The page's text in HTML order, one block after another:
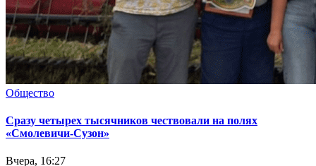
Общество
Сразу четырех тысячников чествовали на полях
«Смолевичи-Сузон»
Вчера, 16:27